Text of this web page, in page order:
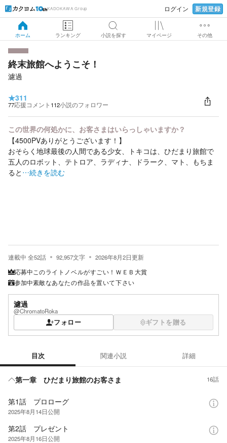
KADOKAWA Group ログイン 新規登録
ホーム ランキング 小説を探す マイページ その他
終末旅館へようこそ！
濾過
★311
77応援コメント 112小説のフォロワー
この世界の何処かに、お客さまはいらっしゃいますか？
【4500PVありがとうございます！】
おそらく地球最後の人間である少女、トキコは、ひだまり旅館で
五人のロボット、テトロア、ラディナ、ドラーク、マト、もちま
ると …続きを読む
連載中 全52話 92,957文字 2026年8月2日更新
応募中 このライトノベルがすごい！ＷＥＢ大賞
参加中素敵なあなたの作品を置いて下さい
濾過
@ChromatoRoka
フォロー ギフトを贈る
目次 関連小説 詳細
第一章 ひだまり旅館のお客さま 16話
第1話 プロローグ
2025年8月14日公開
第2話 プレゼント
2025年8月16日公開